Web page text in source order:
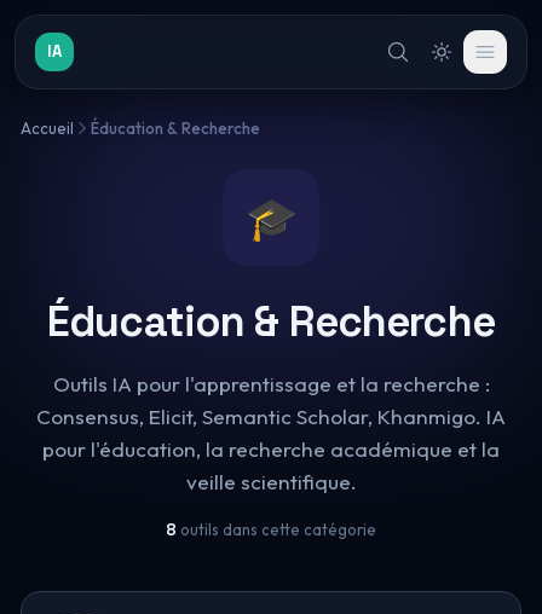
IA
Accueil Éducation & Recherche
🎓
Éducation & Recherche
Outils IA pour l'apprentissage et la recherche :
Consensus, Elicit, Semantic Scholar, Khanmigo. IA
pour l'éducation, la recherche académique et la
veille scientifique.
8 outils dans cette catégorie